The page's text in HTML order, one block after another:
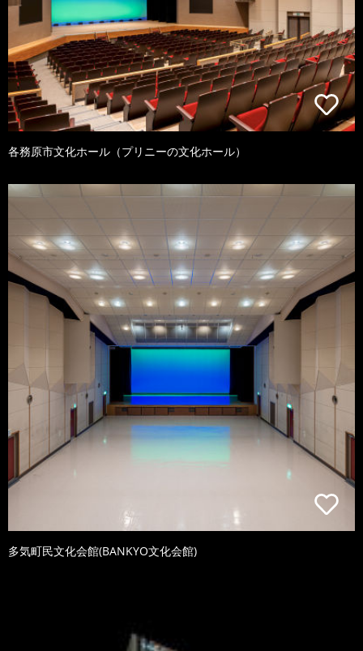
各務原市文化ホール（プリニーの文化ホール）
多気町民文化会館(BANKYO文化会館)